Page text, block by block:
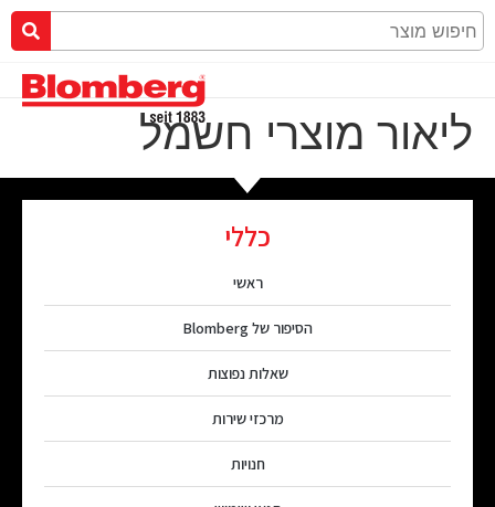
ליאור מוצרי חשמל
כללי
ראשי
הסיפור של Blomberg
שאלות נפוצות
מרכזי שירות
חנויות